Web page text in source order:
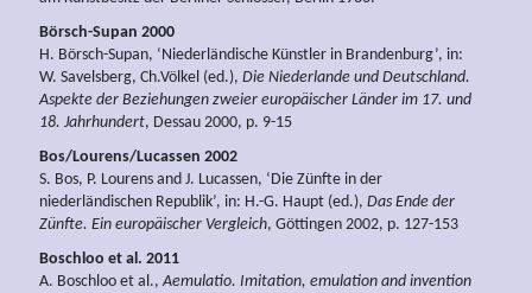
Börsch-Supan 2000
H. Börsch-Supan, ‘Niederländische Künstler in Brandenburg’, in:
W. Savelsberg, Ch.Völkel (ed.), Die Niederlande und Deutschland.
Aspekte der Beziehungen zweier europäischer Länder im 17. und
18. Jahrhundert, Dessau 2000, p. 9-15
Bos/Lourens/Lucassen 2002
S. Bos, P. Lourens and J. Lucassen, ‘Die Zünfte in der
niederländischen Republik’, in: H.-G. Haupt (ed.), Das Ende der
Zünfte. Ein europäischer Vergleich, Göttingen 2002, p. 127-153
Boschloo et al. 2011
A. Boschloo et al.,Aemulatio. Imitation, emulation and invention